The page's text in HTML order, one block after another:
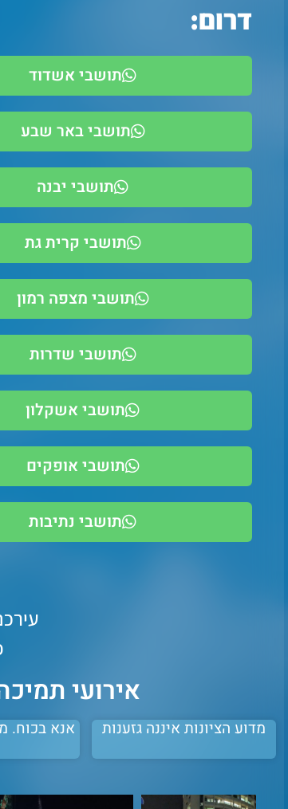
דרום:
תושבי אשדוד
תושבי באר שבע
תושבי יבנה
תושבי קרית גת
תושבי מצפה רמון
תושבי שדרות
תושבי אשקלון
תושבי אופקים
תושבי נתיבות
אירועי
מדוע הציונות איננה גזענות אנא בכוח.